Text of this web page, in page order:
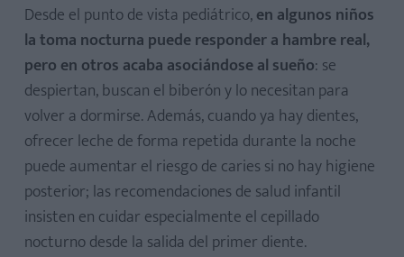
Desde el punto de vista pediátrico,en algunos niños
la toma nocturna puede responder a hambre real,
pero en otros acaba asociándose al sueño: se
despiertan, buscan el biberón y lo necesitan para
volver a dormirse. Además, cuando ya hay dientes,
ofrecer leche de forma repetida durante la noche
puede aumentar el riesgo de caries si no hay higiene
posterior; las recomendaciones de salud infantil
insisten en cuidar especialmente el cepillado
nocturno desde la salida del primer diente.